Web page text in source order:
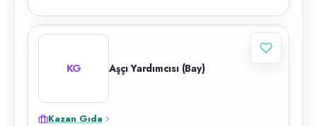
KG Aşçı Yardımcısı (Bay)
Kazan Gıda